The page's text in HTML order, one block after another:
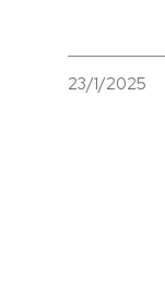
23/1/2025